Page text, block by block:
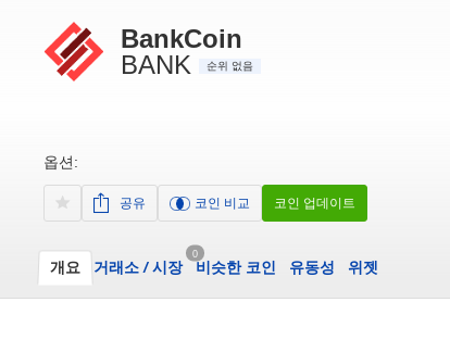
BankCoin
BANK
순위 없음
옵션:
공유 코인 비교 코인 업데이트
개요 거래소 /시장
0
비슷한 코인 유동성 위젯